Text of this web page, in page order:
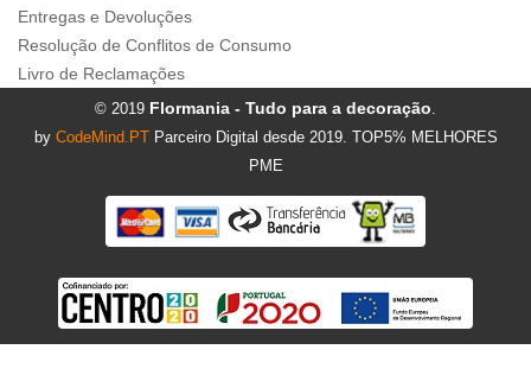
Entregas e Devoluções
Resolução de Conflitos de Consumo
Livro de Reclamações
© 2019 Flormania - Tudo para a decoração.
by CodeMind.PT Parceiro Digital desde 2019. TOP5% MELHORES
PME